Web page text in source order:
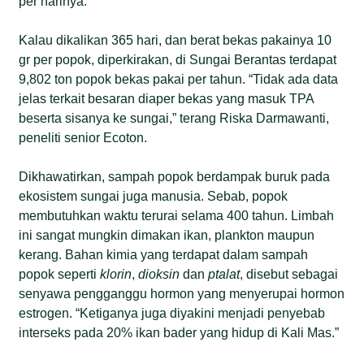
Kalau dikalikan 365 hari, dan berat bekas pakainya 10
gr per popok, diperkirakan, di Sungai Berantas terdapat
9,802 ton popok bekas pakai per tahun. “Tidak ada data
jelas terkait besaran diaper bekas yang masuk TPA
beserta sisanya ke sungai,” terang Riska Darmawanti,
peneliti senior Ecoton.
Dikhawatirkan, sampah popok berdampak buruk pada
ekosistem sungai juga manusia. Sebab, popok
membutuhkan waktu terurai selama 400 tahun. Limbah
ini sangat mungkin dimakan ikan, plankton maupun
kerang. Bahan kimia yang terdapat dalam sampah
popok sepertiklorin,dioksin danptalat, disebut sebagai
senyawa pengganggu hormon yang menyerupai hormon
estrogen. “Ketiganya juga diyakini menjadi penyebab
interseks pada 20% ikan bader yang hidup di Kali Mas.”